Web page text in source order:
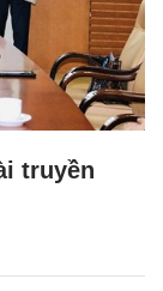
truyền